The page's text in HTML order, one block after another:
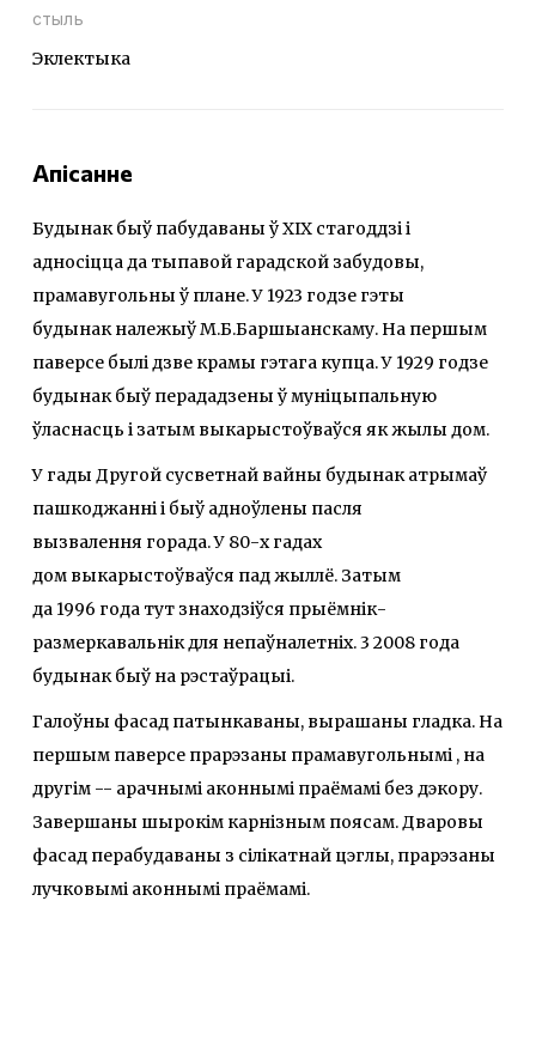
стыль
Эклектыка
Апісанне
Будынак быў пабудаваны ў XIX стагоддзі і
адносіцца да тыпавой гарадской забудовы,
прамавугольны ў плане. У 1923 годзе гэты
будынак належыў М.Б.Баршыанскаму. На першым
паверсе былі дзве крамы гэтага купца. У 1929 годзе
будынак быў перададзены ў муніцыпальную
ўласнасць і затым выкарыстоўваўся як жылы дом.
У гады Другой сусветнай вайны будынак атрымаў
пашкоджанні і быў адноўлены пасля
вызвалення горада. У 80-х гадах
дом выкарыстоўваўся пад жыллё. Затым
да 1996 года тут знаходзіўся прыёмнік-
размеркавальнік для непаўналетніх. 3 2008 года
будынак быў на рэстаўрацыі.
Галоўны фасад патынкаваны, вырашаны гладка. На
першым паверсе прарэзаны прамавугольнымі , на
другім -- арачнымі аконнымі праёмамі без дэкору.
Завершаны шырокім карнізным поясам. Дваровы
фасад перабудаваны з сілікатнай цэглы, прарэзаны
лучковымі аконнымі праёмамі.